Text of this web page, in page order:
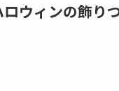
ウィンの飾り